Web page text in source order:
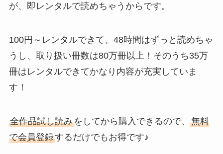
が、即レンタルで読めちゃうからです。
100円～レンタルできて、48時間はずっと読めちゃ
うし、取り扱い冊数は80万冊以上！そのうち35万
冊はレンタルできてかなり内容が充実していま
す！
全作品試し読みをしてから購入できるので、 無料
で会員登録するだけでもお得です♪